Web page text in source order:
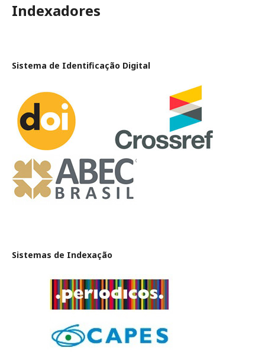
Indexadores
Sistema de Identificação Digital
Sistemas de Indexação